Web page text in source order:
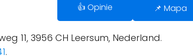
👍 Opinie 📌 Mapa
11, 3956 CH Leersum, Nederland.
.